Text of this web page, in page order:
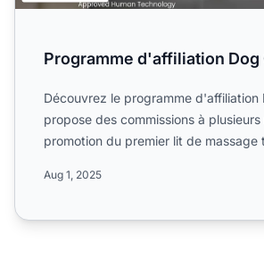
Programme d'affiliation Dog
Découvrez le programme d'affiliation
propose des commissions à
promotion du premier lit de massage
Aug 1, 2025